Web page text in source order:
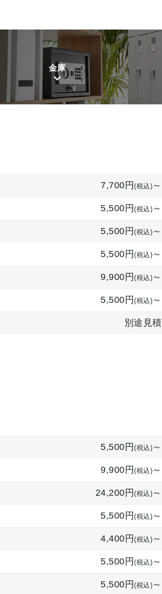
金庫
7,700円 (税込) ～
5,500円 (税込) ～
5,500円 (税込) ～
5,500円 (税込) ～
9,900円 (税込) ～
5,500円 (税込) ～
別途見積
5,500円 (税込) ～
9,900円 (税込) ～
24,200円 (税込) ～
5,500円 (税込) ～
4,400円 (税込) ～
5,500円 (税込) ～
5,500円 (税込) ～